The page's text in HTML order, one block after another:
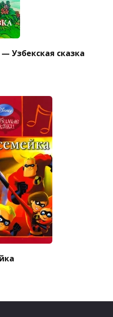
Узбекская сказка